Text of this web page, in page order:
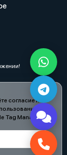
согласие на
Tag Manager